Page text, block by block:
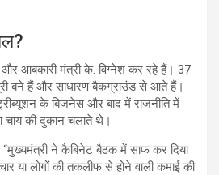
आबकारी मंत्री के. विग्नेश कर रहे हैं। 37
बने हैं और साधारण बैकग्राउंड से आते हैं।
के बिजनेस और बाद में राजनीति में
की दुकान चलाते थे।
“मुख्यमंत्री ने कैबिनेट बैठक में साफ कर दिया
या लोगों की तकलीफ से होने वाली कमाई की